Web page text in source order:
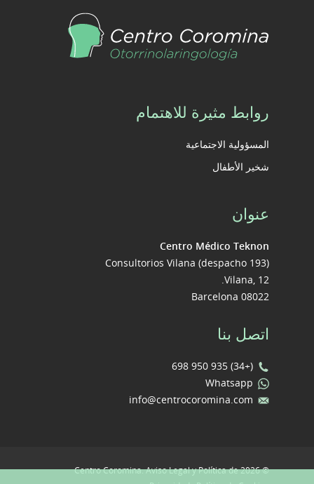
روابط مثيرة للاهتمام
المسؤولية الاجتماعية
شخير الأطفال
عنوان
Centro Médico Teknon
Consultorios Vilana (despacho 193)
Vilana, 12.
08022 Barcelona
اتصل بنا
(+34) 935 950 698
Whatsapp
info@centrocoromina.com
© 2026 Centro Coromina.
Aviso Legal y Política de